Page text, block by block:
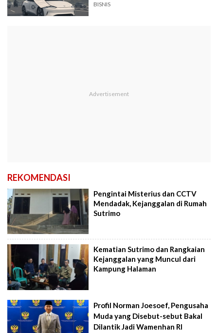
BISNIS
REKOMENDASI
Pengintai Misterius dan CCTV
Mendadak, Kejanggalan di Rumah
Sutrimo
Kematian Sutrimo dan Rangkaian
Kejanggalan yang Muncul dari
Kampung Halaman
Profil Norman Joesoef, Pengusaha
Muda yang Disebut-sebut Bakal
Dilantik Jadi Wamenhan RI